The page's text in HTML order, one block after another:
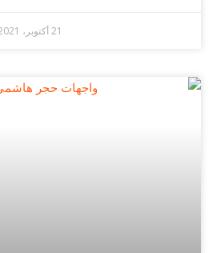
21 أكتوبر، 2021